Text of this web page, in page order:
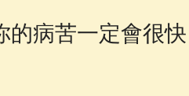
的病苦一定會很快